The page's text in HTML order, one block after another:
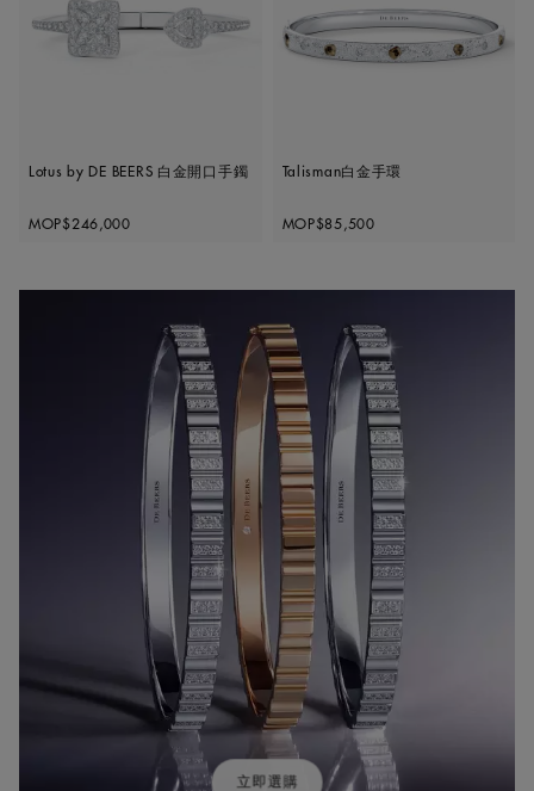
Lotus by DE BEERS 白金開口手鐲
Original price
MOP$246,000
Talisman白金手環
Original price
MOP$85,500
立即選購